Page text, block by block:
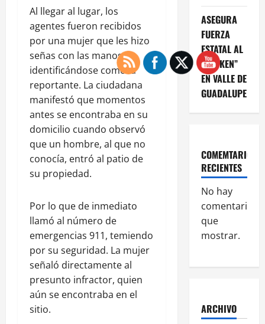
Al llegar al lugar, los
agentes fueron recibidos
por una mujer que les hizo
señas con las manos,
identificándose como la
reportante. La ciudadana
manifestó que momentos
antes se encontraba en su
domicilio cuando observó
que un hombre, al que no
conocía, entró al patio de
su propiedad.
Por lo que de inmediato
llamó al número de
emergencias 911, temiendo
por su seguridad. La mujer
señaló directamente al
presunto infractor, quien
aún se encontraba en el
sitio.
ASEGURA
FUERZA
ESTATAL AL
“KRIKEN”
EN VALLE DE
GUADALUPE
COMEMTARIOS
RECIENTES
No hay
comentarios
que
mostrar.
ARCHIVO